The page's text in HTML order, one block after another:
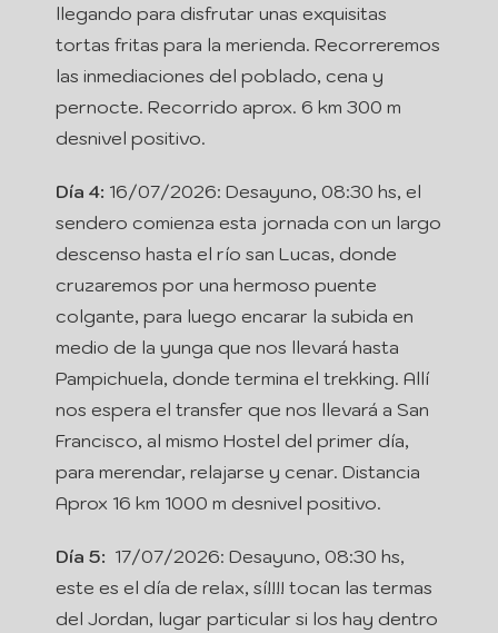
llegando para disfrutar unas exquisitas
tortas fritas para la merienda. Recorreremos
las inmediaciones del poblado, cena y
pernocte. Recorrido aprox. 6 km 300 m
desnivel positivo.
Día 4: 16/07/2026: Desayuno, 08:30 hs, el
sendero comienza esta jornada con un largo
descenso hasta el río san Lucas, donde
cruzaremos por una hermoso puente
colgante, para luego encarar la subida en
medio de la yunga que nos llevará hasta
Pampichuela, donde termina el trekking. Allí
nos espera el transfer que nos llevará a San
Francisco, al mismo Hostel del primer día,
para merendar, relajarse y cenar. Distancia
Aprox 16 km 1000 m desnivel positivo.
Día 5: 17/07/2026: Desayuno, 08:30 hs,
este es el día de relax, sí!!!! tocan las termas
del Jordan, lugar particular si los hay dentro